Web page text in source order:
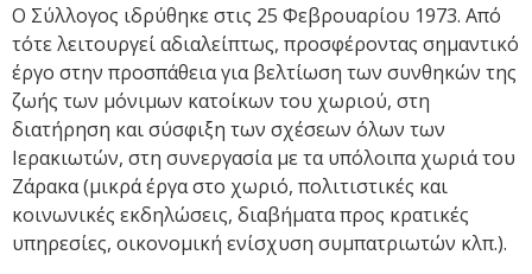
Ο Σύλλογος ιδρύθηκε στις 25 Φεβρουαρίου 1973. Από
τότε λειτουργεί αδιαλείπτως, προσφέροντας σημαντικό
έργο στην προσπάθεια για βελτίωση των συνθηκών της
ζωής των μόνιμων κατοίκων του χωριού, στη
διατήρηση και σύσφιξη των σχέσεων όλων των
Ιερακιωτών, στη συνεργασία με τα υπόλοιπα χωριά του
Ζάρακα (μικρά έργα στο χωριό, πολιτιστικές και
κοινωνικές εκδηλώσεις, διαβήματα προς κρατικές
υπηρεσίες, οικονομική ενίσχυση συμπατριωτών κλπ.).